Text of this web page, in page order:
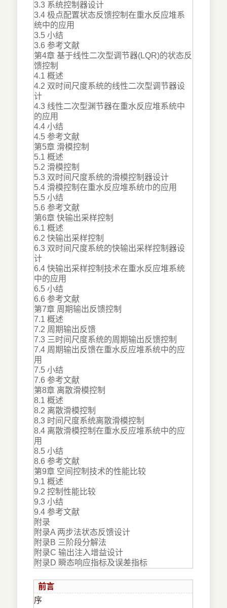
3.3 系统控制器设计
3.4 极点配置状态反馈控制在重水反应堆系
统中的应用
3.5 小结
3.6 参考文献
第4章 基于线性二次型调节器(LQR)的状态反
馈控制
4.1 概述
4.2 双时间尺度系统的线性二次型调节器设
计
4.3 线性二次型渊节器在重水反应堆系统中
的应用
4.4 小结
4.5 参考文献
第5章 滑模控制
5.1 概述
5.2 滑模控制
5.3 双时间尺度系统的滑模控制器设计
5.4 滑模控制在重水反应堆系统巾的应用
5.5 小结
5.6 参考文献
第6章 快输出采样控制
6.1 概述
6.2 快输出采样控制
6.3 双时间尺度系统的快输出采样控制器设
计
6.4 快输出采样控制技术在重水反应堆系统
中的应用
6.5 小结
6.6 参考文献
第7章 周期输出反馈控制
7.1 概述
7.2 周期输出反馈
7.3 三时间尺度系统的周期输出反馈控制
7.4 周期输出反馈在重水反应堆系统中的应
用
7.5 小结
7.6 参考文献
第8章 离散滑模控制
8.1 概述
8.2 离散滑模控制
8.3 时间尺度系统离散滑模控制
8.4 离散滑模控制在重水反应堆系统中的应
用
8.5 小结
8.6 参考文献
第9章 空间控制技术的性能比较
9.1 概述
9.2 控制性能比较
9.3 小结
9.4 参考文献
附录
附录A 两步法状态反馈设计
附录B 三阶段分解法
附录C 输出注入增益设计
附录D 瞬态响应指标及误差指标
前言
序